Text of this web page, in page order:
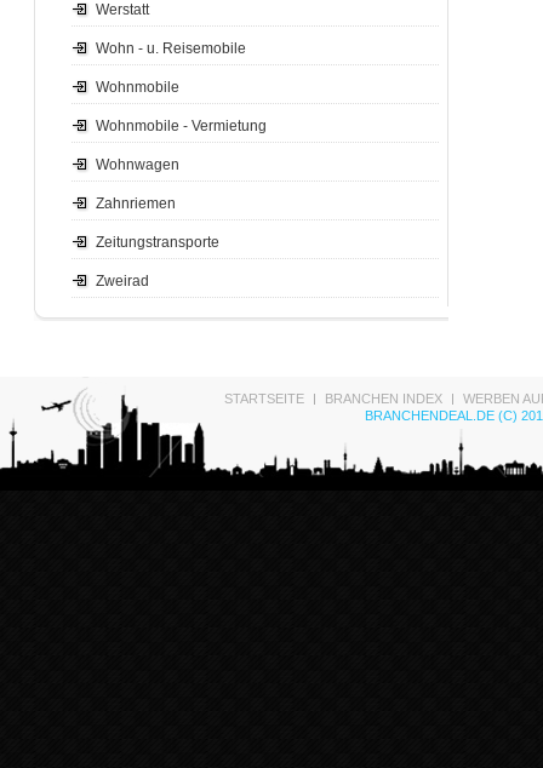
Werstatt
Wohn - u. Reisemobile
Wohnmobile
Wohnmobile - Vermietung
Wohnwagen
Zahnriemen
Zeitungstransporte
Zweirad
STARTSEITE BRANCHEN INDEX
WERBEN
BRANCHENDEAL.DE (C)